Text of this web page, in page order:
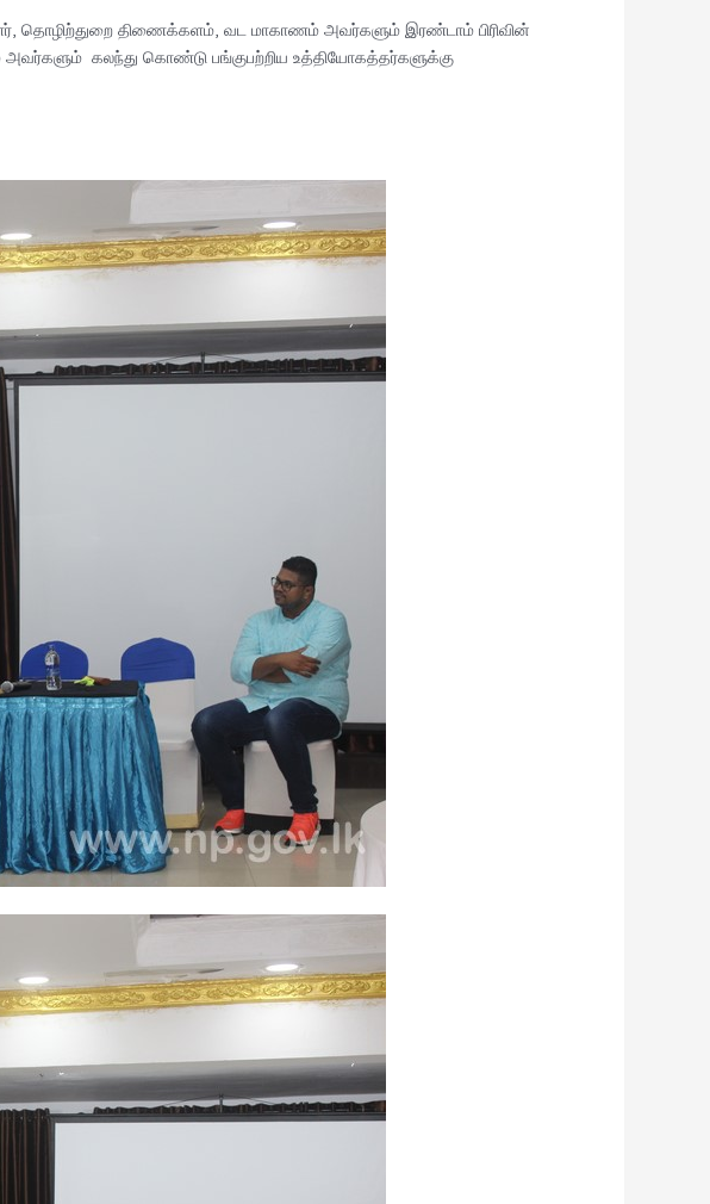
தொழிற்துறை திணைக்களம், வட மாகாணம் அவர்களும் இரண்டாம் பிரிவின்
கலந்து கொண்டு பங்குபற்றிய உத்தியோகத்தர்களுக்கு